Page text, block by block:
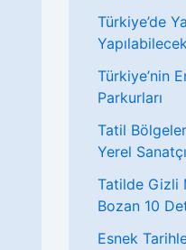
Türkiye’de
Türkiye’nin
Parkurları
Tatil
Yerel
Tatilde Gizli
Bozan 10
Esnek